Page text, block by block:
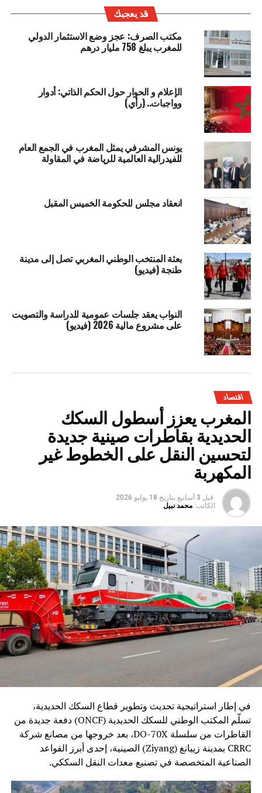
قد يعجبك
مكتب الصرف: عجز وضع الاستثمار الدولي
للمغرب يبلغ 758 مليار درهم
الإعلام و الحوار حول الحكم الذاتي: أدوار
وواجبات.. (رأي)
يونس المشرفي يمثل المغرب في الجمع العام
للفيدرالية العالمية للرياضة في المقاولة
انعقاد مجلس للحكومة الخميس المقبل
بعثة المنتخب الوطني المغربي تصل إلى مدينة
طنجة (فيديو)
النواب يعقد جلسات عمومية للدراسة والتصويت
على مشروع مالية 2026 (فيديو)
اقتصاد
المغرب يعزز أسطول السكك
الحديدية بقاطرات صينية جديدة
لتحسين النقل على الخطوط غير
المكهربة
قبل 3 أسابيع بتاريخ 18 يوليو 2026
الكاتب: محمد نبيل
في إطار استراتيجية تحديث وتطوير قطاع السكك الحديدية،
تسلّم المكتب الوطني للسكك الحديدية (ONCF) دفعة جديدة من
القاطرات من سلسلة DO-70X، بعد خروجها من مصانع شركة
CRRC بمدينة زييانغ (Ziyang) الصينية، إحدى أبرز القواعد
الصناعية المتخصصة في تصنيع معدات النقل السككي.